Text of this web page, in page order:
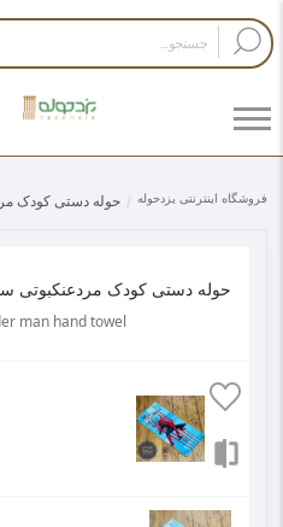
فروشگاه اینترنتی یزدحوله حوله دستی کودک
حوله دستی کودک مردعنکبوتی
man hand towel